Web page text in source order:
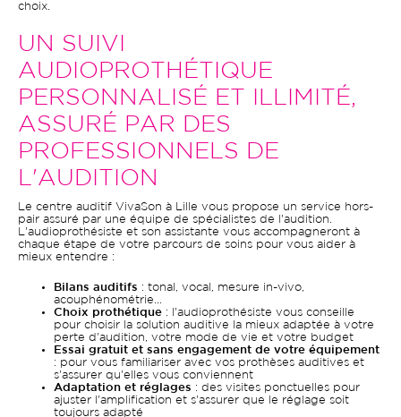
choix.
UN SUIVI
AUDIOPROTHÉTIQUE
PERSONNALISÉ ET ILLIMITÉ,
ASSURÉ PAR DES
PROFESSIONNELS DE
L'AUDITION
Le centre auditif VivaSon à Lille vous propose un service hors-
pair assuré par une équipe de spécialistes de l'audition.
L'audioprothésiste et son assistante vous accompagneront à
chaque étape de votre parcours de soins pour vous aider à
mieux entendre :
Bilans auditifs : tonal, vocal, mesure in-vivo,
acouphénométrie...
Choix prothétique : l'audioprothésiste vous conseille
pour choisir la solution auditive la mieux adaptée à votre
perte d'audition, votre mode de vie et votre budget
Essai gratuit et sans engagement de votre équipement
: pour vous familiariser avec vos prothèses auditives et
s'assurer qu'elles vous conviennent
Adaptation et réglages : des visites ponctuelles pour
ajuster l'amplification et s'assurer que le réglage soit
toujours adapté